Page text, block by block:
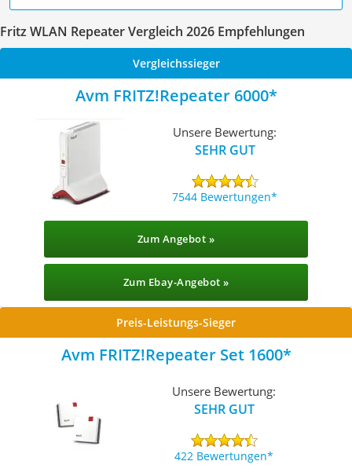
Fritz WLAN Repeater Vergleich 2026 Empfehlungen
Vergleichssieger
Avm FRITZ!Repeater 6000
Unsere Bewertung:
SEHR GUT
7544 Bewertungen
Zum Angebot »
Zum Ebay-Angebot »
Preis-Leistungs-Sieger
Avm FRITZ!Repeater Set 1600
Unsere Bewertung:
SEHR GUT
422 Bewertungen